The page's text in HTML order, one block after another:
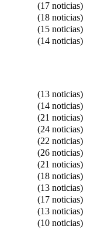
(17 noticias)
(18 noticias)
(15 noticias)
(14 noticias)
(13 noticias)
(14 noticias)
(21 noticias)
(24 noticias)
(22 noticias)
(26 noticias)
(21 noticias)
(18 noticias)
(13 noticias)
(17 noticias)
(13 noticias)
(10 noticias)